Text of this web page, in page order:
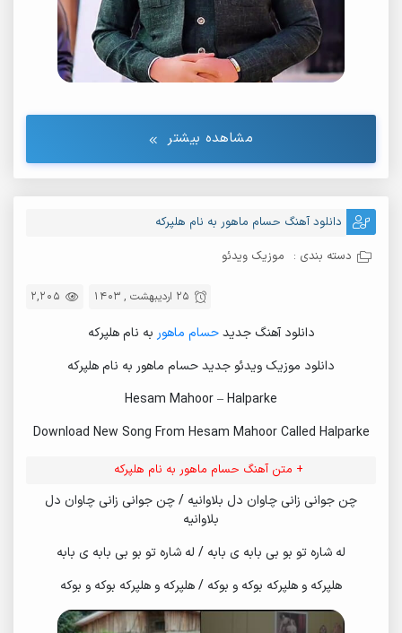
مشاهده بیشتر
دانلود آهنگ حسام ماهور به نام هلپرکه
دسته بندی : موزیک ویدئو
2,205 25 اردیبهشت , 1403
دانلود آهنگ جدیدحسام ماهور به نام هلپرکه
دانلود موزیک ویدئو جدید حسام ماهور به نام هلپرکه
Hesam Mahoor – Halparke
Download New Song From Hesam Mahoor Called Halparke
+ متن آهنگ حسام ماهور به نام هلپرکه
چن جوانی زانی چاوان دل بلاوانیه / چن جوانی زانی چاوان دل
بلاوانیه
له شاره تو بو بی بابه ی بابه / له شاره تو بو بی بابه ی بابه
هلپرکه و هلپرکه بوکه و بوکه / هلپرکه و هلپرکه بوکه و بوکه